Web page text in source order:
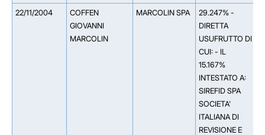
22/11/2004
COFFEN
GIOVANNI
MARCOLIN
MARCOLIN SPA
29.247% -
DIRETTA
USUFRUTTO DI
CUI: - IL
15.167%
INTESTATO A:
SIREFID SPA
SOCIETA'
ITALIANA DI
REVISIONE E